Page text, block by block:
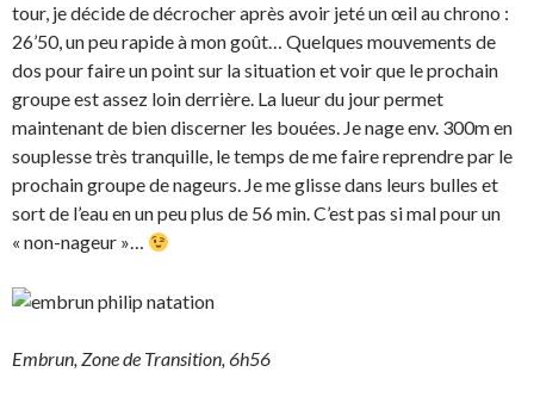
tour, je décide de décrocher après avoir jeté un œil au chrono :
26’50, un peu rapide à mon goût… Quelques mouvements de
dos pour faire un point sur la situation et voir que le prochain
groupe est assez loin derrière. La lueur du jour permet
maintenant de bien discerner les bouées. Je nage env. 300m en
souplesse très tranquille, le temps de me faire reprendre par le
prochain groupe de nageurs. Je me glisse dans leurs bulles et
sort de l’eau en un peu plus de 56 min. C’est pas si mal pour un
« non-nageur »…
Embrun, Zone de Transition, 6h56